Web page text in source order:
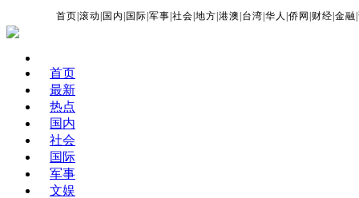
首页 |滚动 国内 国际 |军事 |社会 |地方 |港澳 台湾 |华人 |侨网 财经 |金融 |
首页
最新
热点
国内
社会
国际
军事
文娱